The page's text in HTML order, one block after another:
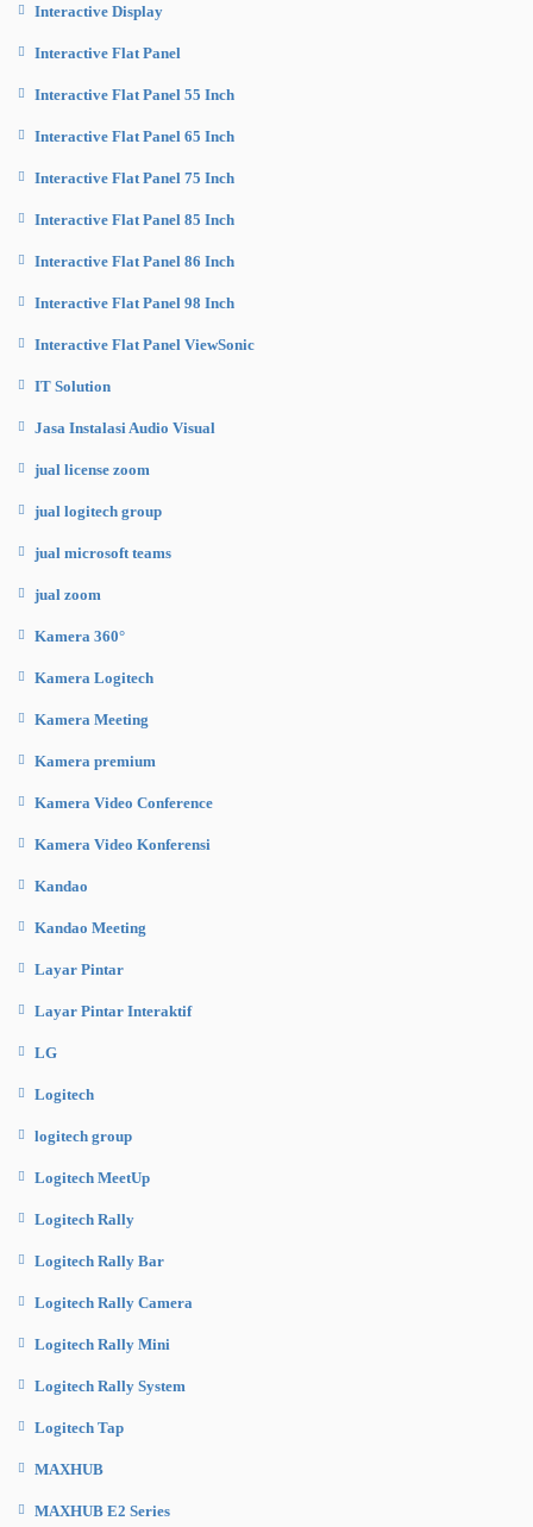
Interactive Display
Interactive Flat Panel
Interactive Flat Panel 55 Inch
Interactive Flat Panel 65 Inch
Interactive Flat Panel 75 Inch
Interactive Flat Panel 85 Inch
Interactive Flat Panel 86 Inch
Interactive Flat Panel 98 Inch
Interactive Flat Panel ViewSonic
IT Solution
Jasa Instalasi Audio Visual
jual license zoom
jual logitech group
jual microsoft teams
jual zoom
Kamera 360°
Kamera Logitech
Kamera Meeting
Kamera premium
Kamera Video Conference
Kamera Video Konferensi
Kandao
Kandao Meeting
Layar Pintar
Layar Pintar Interaktif
LG
Logitech
logitech group
Logitech MeetUp
Logitech Rally
Logitech Rally Bar
Logitech Rally Camera
Logitech Rally Mini
Logitech Rally System
Logitech Tap
MAXHUB
MAXHUB E2 Series